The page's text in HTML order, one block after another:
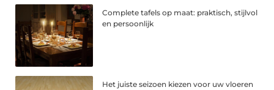
Complete tafels op maat: praktisch, stijlvol
en persoonlijk
Het juiste seizoen kiezen voor uw vloeren